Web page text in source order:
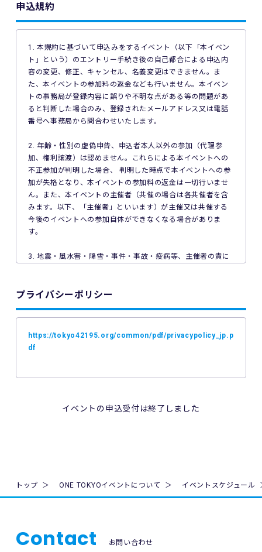
申込規約
1. 本規約に基づいて申込みをするイベント（以下「本イベン
ト」という）のエントリー手続き後の自己都合による申込内
容の変更、修正、キャンセル、名義変更はできません。ま
た、本イベントの参加料の返金なども行いません。本イベン
トの事務局が登録内容に誤りや不明な点がある等の問題があ
ると判断した場合のみ、登録されたメールアドレス又は電話
番号へ事務局から問合わせいたします。
2. 年齢・性別の虚偽申告、申込者本人以外の参加（代理参
加、権利譲渡）は認めません。これらによる本イベントへの
不正参加が判明した場合、 判明した時点で本イベントへの参
加が失格となり、本イベントの参加料の返金は一切行いませ
ん。また、本イベントの主催者（共催の場合は各共催者を含
みます。以下、「主催者」といいます）が主催又は共催する
今後のイベントへの参加自体ができなくなる場合がありま
す。
3. 地震・風水害・降雪・事件・事故・疫病等、主催者の責に
トへのエントリーができない場合があります。ご利用の端末
トへのエントリーができなかったことについて、主催者は一
5. 公共交通機関の遅延、道路事情その他いかなる理由による
一切責任を負わず、本イベントの参加料の返金等は一切行い
に際し、主催者に故意又は重過失がある場合を除き、主催者
プライバシーポリシー
https://tokyo42195.org/common/pdf/privacypolicy_jp.p
df
イベントの申込受付は終了しました
トップ ONE TOKYOイベントについて イベントスケジュール
Contact お問い合わせ